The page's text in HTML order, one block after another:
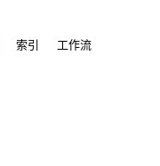
索引 工作流